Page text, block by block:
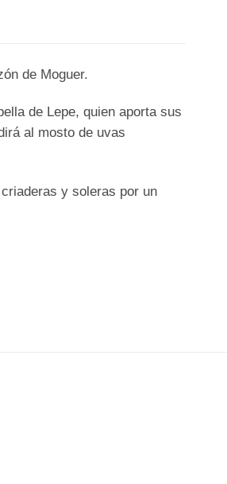
de Moguer.
de Lepe, quien aporta sus
al mosto de uvas
y soleras por un